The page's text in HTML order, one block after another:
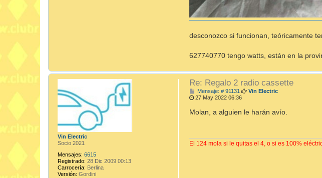
desconozco si funcionan, teóricamente
627740770 tengo watts, están en la
Vin Electric
Socio 2021
Mensajes: 6615
Registrado: 28 Dic 2009 00:13
Carrocería: Berlina
Versión: Gordini
Re: Regalo 2 radio cassette
Mensaje: # 91131 M
e
s
Vin Electric
27 May 2022 06:36
Molan, a alguien le harán avío.
El 124 mola si le quitas el 4, o si es 100%